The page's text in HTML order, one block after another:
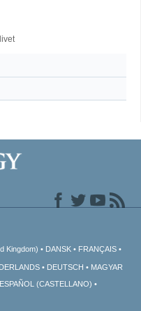
Kingdom) DANSK FRANÇAIS
DEUTSCH
MAGYAR
ESPAÑOL (CASTELLANO)